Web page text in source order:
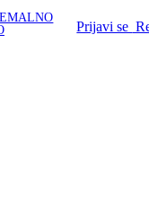
Prijavi se